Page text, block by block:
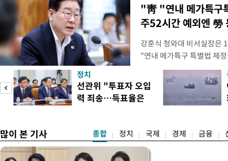
"靑 "연내 메가특구
주52시간 예외엔 勞
강훈식 청와대 비서실장은
"연내 메가특구 특별법 제
향평가 등을 단축하고 전
교육 등 정주 여건을 신속
실장은 이날 오후 청와대
프로젝트가 과감한 규제 혁
정치
선관위 "투표자 오입
력 죄송…득표율은
많이 본 기사 종합 정치 국제 경제 금융